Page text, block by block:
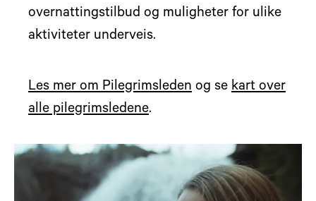
overnattingstilbud og muligheter for ulike
aktiviteter underveis.
Les mer om Pilegrimsleden og se kart over
alle pilegrimsledene.